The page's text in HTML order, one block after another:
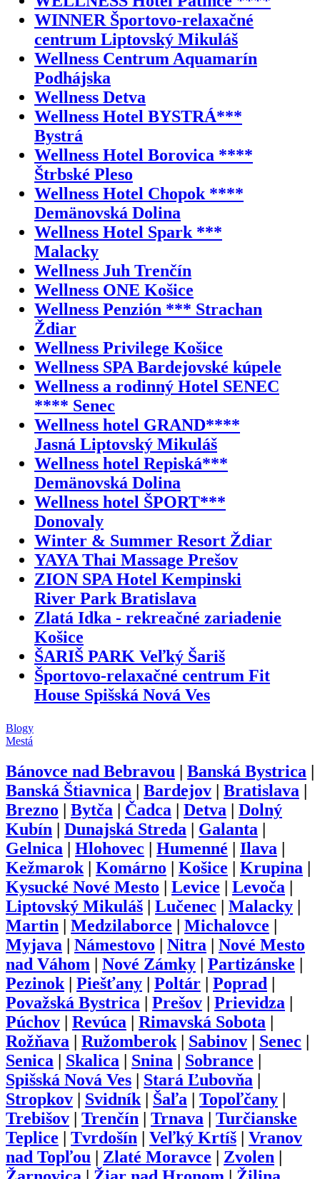
WINNER Športovo-relaxačné
centrum Liptovský Mikuláš
Wellness Centrum Aquamarín
Podhájska
Wellness Detva
Wellness Hotel BYSTRÁ***
Bystrá
Wellness Hotel Borovica ****
Štrbské Pleso
Wellness Hotel Chopok ****
Demänovská Dolina
Wellness Hotel Spark ***
Malacky
Wellness Juh Trenčín
Wellness ONE Košice
Wellness Penzión *** Strachan
Ždiar
Wellness Privilege Košice
Wellness SPA Bardejovské kúpele
Wellness a rodinný Hotel SENEC
**** Senec
Wellness hotel GRAND****
Jasná Liptovský Mikuláš
Wellness hotel Repiská***
Demänovská Dolina
Wellness hotel ŠPORT***
Donovaly
Winter & Summer Resort Ždiar
YAYA Thai Massage Prešov
ZION SPA Hotel Kempinski
River Park Bratislava
Zlatá Idka - rekreačné zariadenie
Košice
ŠARIŠ PARK Veľký Šariš
Športovo-relaxačné centrum Fit
House Spišská Nová Ves
Blogy
Mestá
Bánovce nad Bebravou | Banská Bystrica |
Banská Štiavnica | Bardejov | Bratislava |
Brezno | Bytča | Čadca | Detva | Dolný
Kubín | Dunajská Streda | Galanta |
Gelnica | Hlohovec | Humenné | Ilava |
Kežmarok | Komárno | Košice | Krupina |
Kysucké Nové Mesto | Levice | Levoča |
Liptovský Mikuláš | Lučenec | Malacky |
Martin | Medzilaborce | Michalovce |
Myjava | Námestovo | Nitra | Nové Mesto
nad Váhom | Nové Zámky | Partizánske |
Pezinok | Piešťany | Poltár | Poprad |
Považská Bystrica | Prešov | Prievidza |
Púchov | Revúca | Rimavská Sobota |
Rožňava | Ružomberok | Sabinov | Senec |
Senica | Skalica | Snina | Sobrance |
Spišská Nová Ves | Stará Ľubovňa |
Stropkov | Svidník | Šaľa | Topoľčany |
Trebišov | Trenčín | Trnava | Turčianske
Teplice | Tvrdošín | Veľký Krtíš | Vranov
nad Topľou | Zlaté Moravce | Zvolen |